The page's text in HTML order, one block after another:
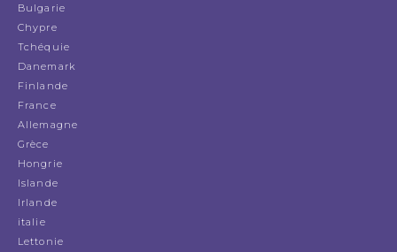
Bulgarie
Chypre
Tchéquie
Danemark
Finlande
France
Allemagne
Grèce
Hongrie
Islande
Irlande
italie
Lettonie